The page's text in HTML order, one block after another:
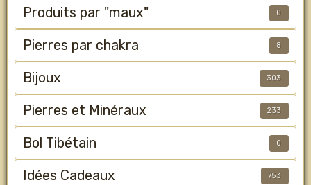
Produits par "maux" 0
Pierres par chakra 8
Bijoux 303
Pierres et Minéraux 233
Bol Tibétain 0
Idées Cadeaux 753